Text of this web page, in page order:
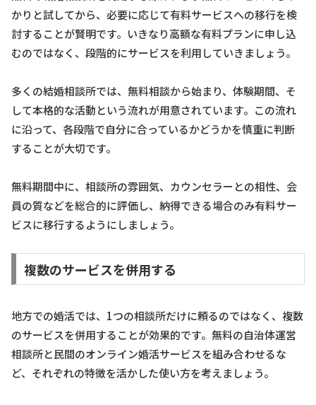
かりと試してから、必要に応じて有料サービスへの移行を検
討することが賢明です。いきなり高額な有料プランに申し込
むのではなく、段階的にサービスを利用していきましょう。
多くの結婚相談所では、無料相談から始まり、体験期間、そ
して本格的な活動という流れが用意されています。この流れ
に沿って、各段階で自分に合っているかどうかを慎重に判断
することが大切です。
無料期間中に、相談所の雰囲気、カウンセラーとの相性、会
員の質などを総合的に評価し、納得できる場合のみ有料サー
ビスに移行するようにしましょう。
複数のサービスを併用する
地方での婚活では、1つの相談所だけに頼るのではなく、複数
のサービスを併用することが効果的です。無料の自治体運営
相談所と民間のオンライン婚活サービスを組み合わせるな
ど、それぞれの特徴を活かした使い方を考えましょう。